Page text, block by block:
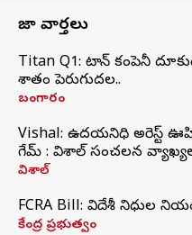
తాజా వార్తలు
Titan Q1: టైటాన్ కంపెనీ
శాతం పెరుగుదల..
బంగారం
Vishal: ఉదయనిధి అరెస్ట్‌
గేమ్ : విశాల్ సంచలన
విశాల్
FCRA Bill: విదేశీ నిధుల
కేంద్ర ప్రభుత్వం